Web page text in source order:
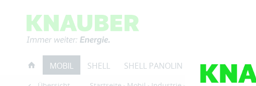
MOBIL SHELL SHELL PANOLIN RESTPOSTEN